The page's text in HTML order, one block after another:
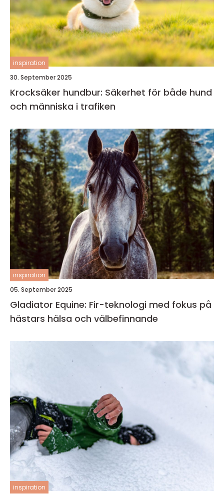
inspiration
30. September 2025
Krocksäker hundbur: Säkerhet för både hund
och människa i trafiken
inspiration
05. September 2025
Gladiator Equine: Fir-teknologi med fokus på
hästars hälsa och välbefinnande
inspiration